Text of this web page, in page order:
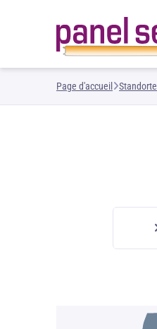
Page d'accueil Standorte